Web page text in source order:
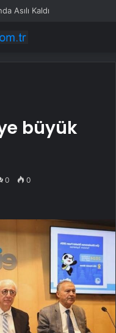
Asılı Kaldı
büyük
0 0